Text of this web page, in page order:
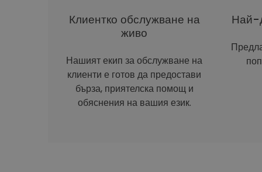
Клиентко обслужване на
живо
Нашият екип за обслужване на
клиенти е готов да предостави
бърза, приятелска помощ и
обяснения на вашия език.
Най-